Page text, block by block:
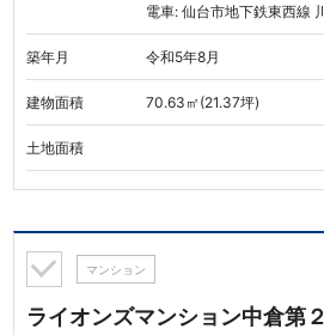
電車: 仙台市地下鉄東西線
築年月 令和5年8月
建物面積 70.63㎡(21.37坪)
土地面積
マンション
ライオンズマンション中倉第２